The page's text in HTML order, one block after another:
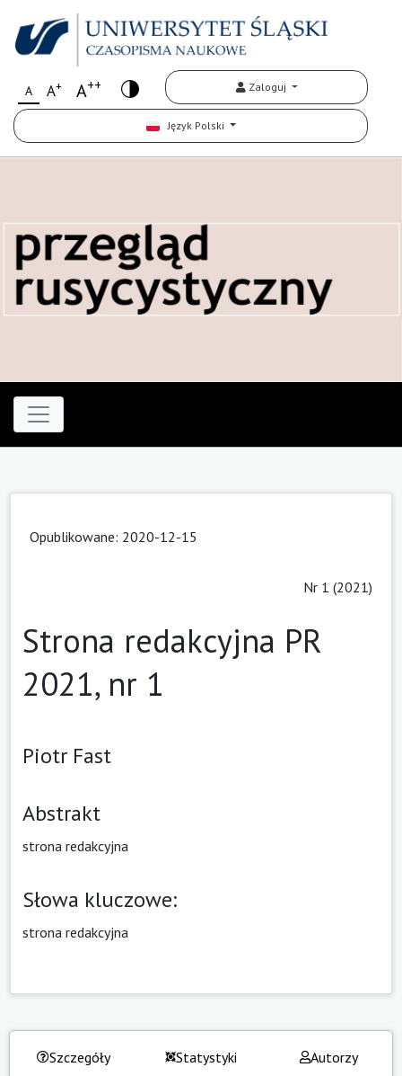
A A+ A++ Zaloguj
Język Polski
Opublikowane: 2020-12-15
Nr 1 (2021)
Strona redakcyjna PR
2021, nr 1
Piotr Fast
Abstrakt
strona redakcyjna
Słowa kluczowe:
strona redakcyjna
Szczegóły Statystyki Autorzy